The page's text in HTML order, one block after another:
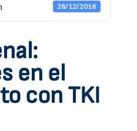
28/12/2018
en el
con TKI